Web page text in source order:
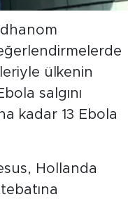
ülkenin
salgını
kadar 13 Ebola
Hollanda